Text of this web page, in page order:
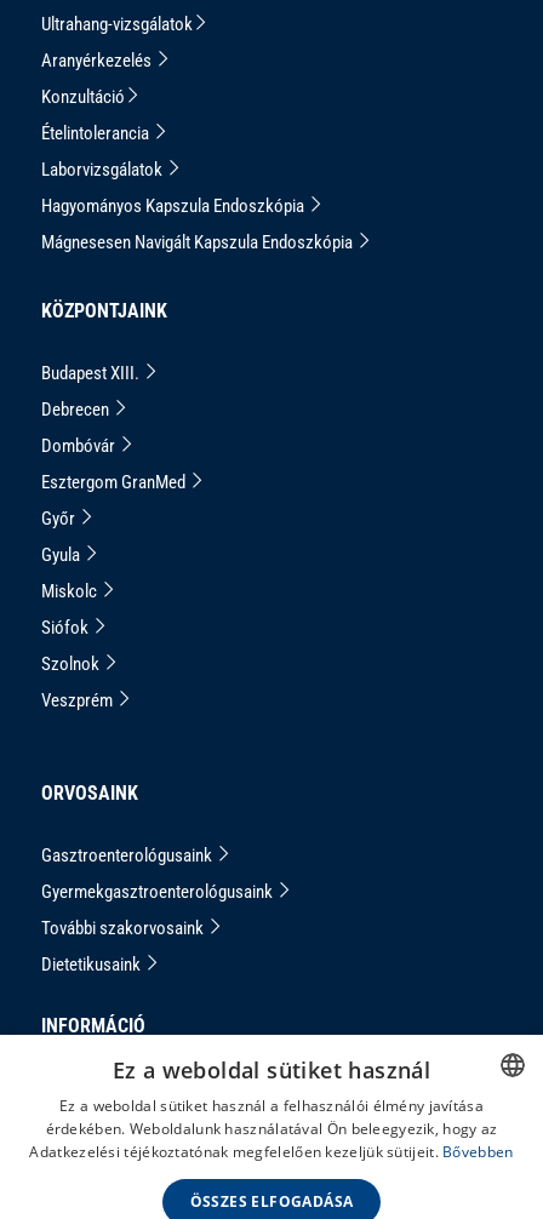
Ultrahang-vizsgálatok
Aranyérkezelés
Konzultáció
Ételintolerancia
Laborvizsgálatok
Hagyományos Kapszula Endoszkópia
Mágnesesen Navigált Kapszula Endoszkópia
KÖZPONTJAINK
Budapest XIII.
Debrecen
Dombóvár
Esztergom GranMed
Győr
Gyula
Miskolc
Siófok
Szolnok
Veszprém
ORVOSAINK
Gasztroenterológusaink
Gyermekgasztroenterológusaink
További szakorvosaink
Dietetikusaink
INFORMÁCIÓ
Impresszum
Panaszkezelés
HUNGARIAN
Ez a weboldal sütiket használ
Ez a weboldal sütiket használ a felhasználói élmény javítása
érdekében. Weboldalunk használatával Ön beleegyezik, hogy az
Adatkezelési téjékoztatónak megfelelően kezeljük sütijeit. Bővebben
ÖSSZES ELFOGADÁSA